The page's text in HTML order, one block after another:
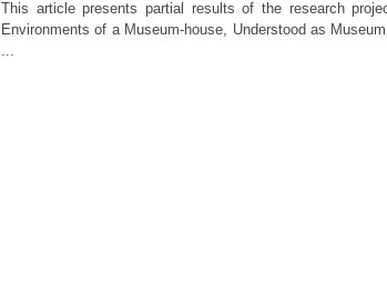
This article presents partial results of the research
Environments of a Museum-house, Understood as
...